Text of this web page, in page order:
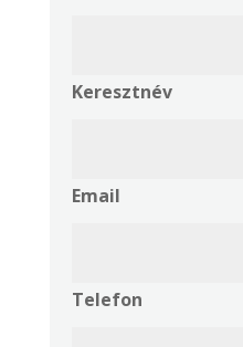
Keresztnév
Email
Telefon